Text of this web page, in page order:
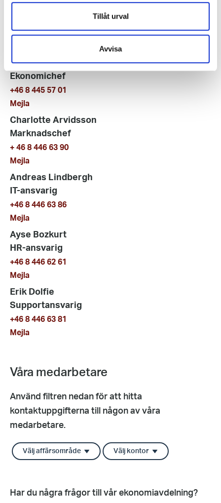
Tillåt urval
Avvisa
Victor Eklund
Affärsområdeschef Event
+46 8 446 63 09
Ulf Forsell
Ekonomichef
+46 8 445 57 01
Mejla
Charlotte Arvidsson
Marknadschef
+ 46 8 446 63 90
Mejla
Andreas Lindbergh
IT-ansvarig
+46 8 446 63 86
Mejla
Ayse Bozkurt
HR-ansvarig
+46 8 446 62 61
Mejla
Erik Dolfie
Supportansvarig
+46 8 446 63 81
Mejla
Våra medarbetare
Använd filtren nedan för att hitta
kontaktuppgifterna till någon av våra
medarbetare.
Välj affärsområde Välj kontor
Har du några frågor till vår ekonomiavdelning?